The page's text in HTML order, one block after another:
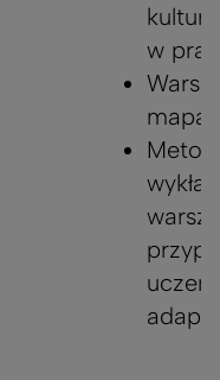
w
mapa